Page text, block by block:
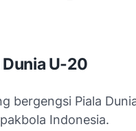
U-20
bergengsi Piala
Indonesia.